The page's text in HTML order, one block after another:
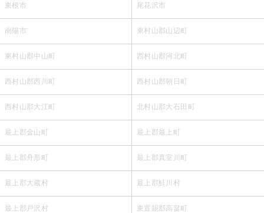
東根市 尾花沢市
南陽市 東村山郡山辺町
東村山郡中山町 西村山郡河北町
西村山郡西川町 西村山郡朝日町
西村山郡大江町 北村山郡大石田町
最上郡金山町 最上郡最上町
最上郡舟形町 最上郡真室川町
最上郡大蔵村 最上郡鮭川村
最上郡戸沢村 東置賜郡高畠町